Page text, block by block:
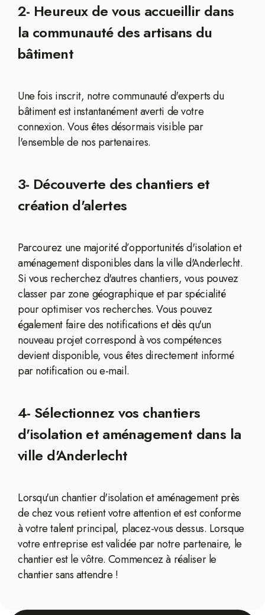
2- Heureux de vous accueillir dans
la communauté des artisans du
bâtiment
Une fois inscrit, notre communauté d'experts du
bâtiment est instantanément averti de votre
connexion. Vous êtes désormais visible par
l'ensemble de nos partenaires.
3- Découverte des chantiers et
création d'alertes
Parcourez une majorité d’opportunités d'isolation et
aménagement disponibles dans la ville d'Anderlecht.
Si vous recherchez d'autres chantiers, vous pouvez
classer par zone géographique et par spécialité
pour optimiser vos recherches. Vous pouvez
également faire des notifications et dès qu'un
nouveau projet correspond à vos compétences
devient disponible, vous êtes directement informé
par notification ou e-mail.
4- Sélectionnez vos chantiers
d'isolation et aménagement dans la
ville d'Anderlecht
Lorsqu'un chantier d'isolation et aménagement près
de chez vous retient votre attention et est conforme
à votre talent principal, placez-vous dessus. Lorsque
votre entreprise est validée par notre partenaire, le
chantier est le vôtre. Commencez à réaliser le
chantier sans attendre !